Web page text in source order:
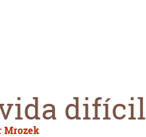
difícil
Mrozek